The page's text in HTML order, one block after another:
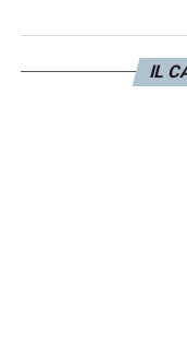
Chivu ha
Double. Lo
IL